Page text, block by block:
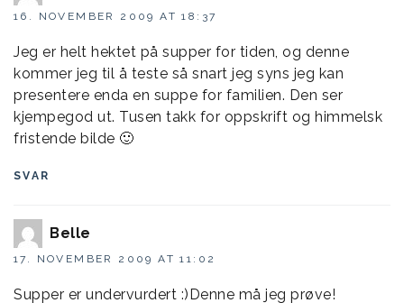
16. NOVEMBER 2009 AT 18:37
Jeg er helt hektet på supper for tiden, og denne
kommer jeg til å teste så snart jeg syns jeg kan
presentere enda en suppe for familien. Den ser
kjempegod ut. Tusen takk for oppskrift og himmelsk
fristende bilde 🙂
SVAR
Belle
17. NOVEMBER 2009 AT 11:02
Supper er undervurdert :)Denne må jeg prøve!